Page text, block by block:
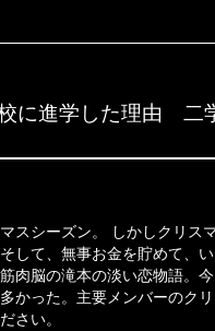
に進学した理由
スシーズン。 しかしクリス
して、無事お金を貯めて、
肉脳の滝本の淡い恋物語。
かった。主要メンバーのク
さい。